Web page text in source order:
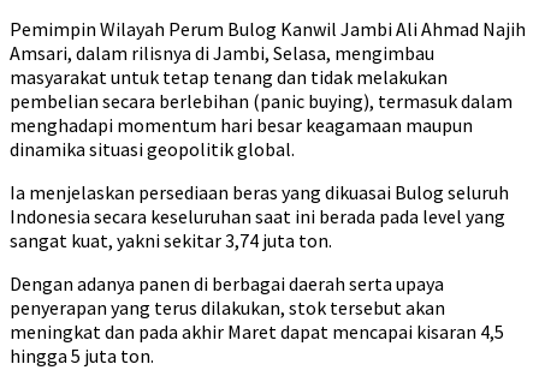
Pemimpin Wilayah Perum Bulog Kanwil Jambi Ali Ahmad Najih
Amsari, dalam rilisnya di Jambi, Selasa, mengimbau
masyarakat untuk tetap tenang dan tidak melakukan
pembelian secara berlebihan (panic buying), termasuk dalam
menghadapi momentum hari besar keagamaan maupun
dinamika situasi geopolitik global.
Ia menjelaskan persediaan beras yang dikuasai Bulog seluruh
Indonesia secara keseluruhan saat ini berada pada level yang
sangat kuat, yakni sekitar 3,74 juta ton.
Dengan adanya panen di berbagai daerah serta upaya
penyerapan yang terus dilakukan, stok tersebut akan
meningkat dan pada akhir Maret dapat mencapai kisaran 4,5
hingga 5 juta ton.